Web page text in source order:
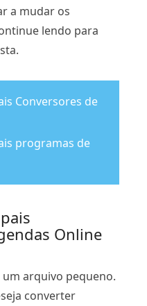
a mudar os
lendo para
Conversores de
programas de
Online
arquivo pequeno.
converter